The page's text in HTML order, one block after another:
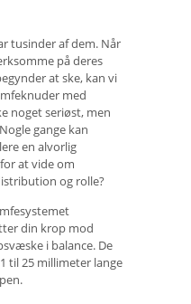
tusinder af dem. Når
på deres
at ske, kan vi
med
noget seriøst, men
gange kan
en alvorlig
at vide om
og rolle?
din krop mod
i balance. De
til 25 millimeter lange